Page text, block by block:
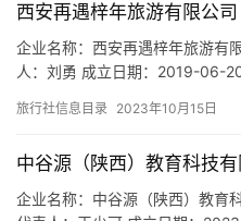
西安再遇梓年旅游有限公司
企业名称：西安再遇梓年旅游有
人：刘勇 成立日期：2019-06-
91610124MA6WXR9E2B 注册
目：工艺美术品及收藏品零售（
旅行社信息目录 2023年10月15日
中谷源（陕西）教育科技有
企业名称：中谷源（陕西）教育